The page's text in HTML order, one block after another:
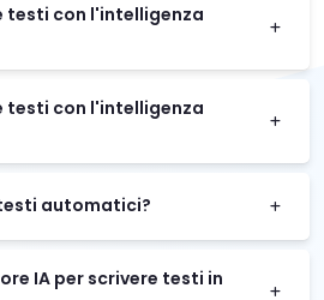
testi con l'intelligenza
testi con l'intelligenza
automatici?
IA per scrivere testi in